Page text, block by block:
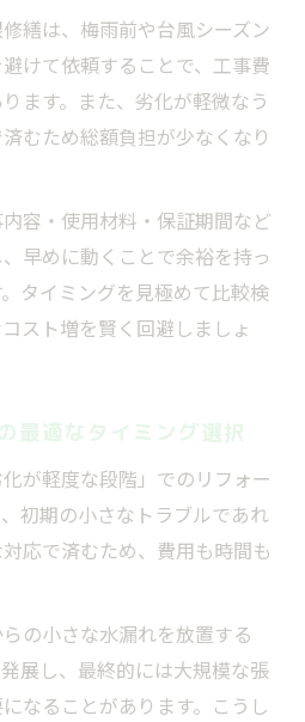
繕は、梅雨前や台風シーズン
けて依頼することで、工事費
ます。また、劣化が軽微なう
むため総額負担が少なくなり
容・使用材料・保証期間など
早めに動くことで余裕を持っ
タイミングを見極めて比較検
スト増を賢く回避しましょ
最適なタイミング選択
が軽度な段階」でのリフォー
初期の小さなトラブルであれ
応で済むため、費用も時間も
の小さな水漏れを放置する
展し、最終的には大規模な張
なることがあります。こうし